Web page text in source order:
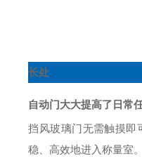
长处
自动门大大提高了日常
挡风玻璃门无需触摸即
稳、高效地进入称量室。